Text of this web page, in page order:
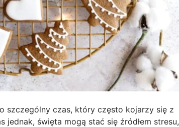
szczególny czas, który często kojarzy się z
święta mogą stać się źródłem stresu,